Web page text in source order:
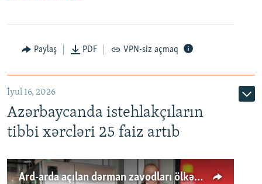
Paylaş PDF VPN-siz açmaq
İyul 16, 2026
Azərbaycanda istehlakçıların
tibbi xərcləri 25 faiz artıb
Ard-arda açılan dərman zavodları ölkənin tələbatını ödəyirmi?